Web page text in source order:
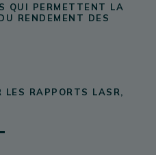
QUI PERMETTENT LA
RENDEMENT DES
LES RAPPORTS LASR,